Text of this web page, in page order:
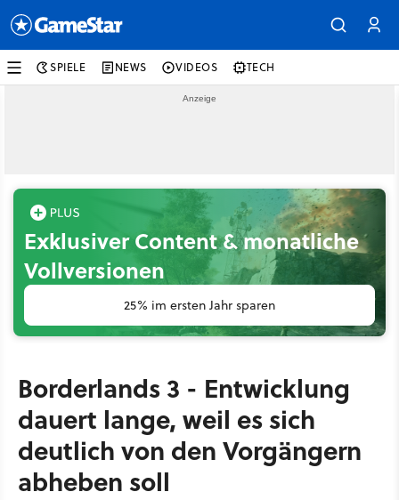
SPIELE NEWS VIDEOS TECH
Exklusiver Content & monatliche
Vollversionen
25% im ersten Jahr sparen
Borderlands 3 - Entwicklung
dauert lange, weil es sich
deutlich von den Vorgängern
abheben soll